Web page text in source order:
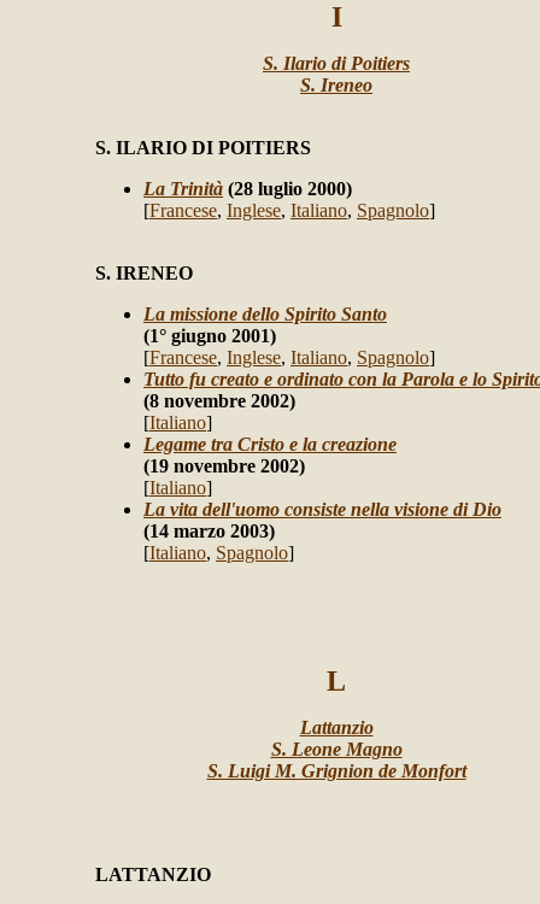
I
S. Ilario di Poitiers
S. Ireneo
S. ILARIO DI POITIERS
La Trinità (28 luglio 2000)
[Francese, Inglese, Italiano, Spagnolo]
S. IRENEO
La missione dello Spirito Santo
(1° giugno 2001)
[Francese, Inglese, Italiano, Spagnolo]
Tutto fu creato e ordinato con la Parola e lo
(8 novembre 2002)
[Italiano]
Legame tra Cristo e la creazione
(19 novembre 2002)
[Italiano]
La vita dell'uomo consiste nella visione di Dio
(14 marzo 2003)
[Italiano, Spagnolo]
L
Lattanzio
S. Leone Magno
S. Luigi M. Grignion de Monfort
LATTANZIO